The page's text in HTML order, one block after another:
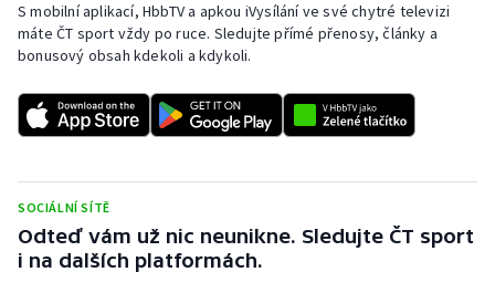
S mobilní aplikací, HbbTV a apkou iVysílání ve své chytré televizi
máte ČT sport vždy po ruce. Sledujte přímé přenosy, články a
bonusový obsah kdekoli a kdykoli.
SOCIÁLNÍ SÍTĚ
Odteď vám už nic neunikne. Sledujte ČT sport
i na dalších platformách.